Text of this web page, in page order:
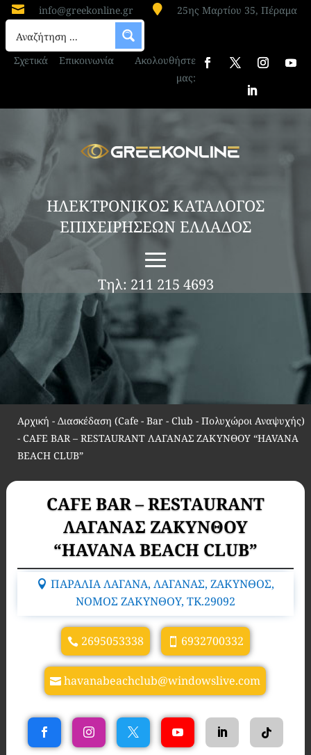
 info@greekonline.gr  25ης Μαρτίου 35, Πέραμα
Σχετικά Επικοινωνία
Ακολουθήστε
μας:
ΗΛΕΚΤΡΟΝΙΚΟΣ ΚΑΤΑΛΟΓΟΣ
ΕΠΙΧΕΙΡΗΣΕΩΝ ΕΛΛΑΔΟΣ
Τηλ: 211 215 4693
Αρχική - Διασκέδαση (Cafe - Bar - Club - Πολυχώροι Αναψυχής)
- CAFE BAR – RESTAURANT ΛΑΓΑΝΑΣ ΖΑΚΥΝΘΟΥ “HAVANA
BEACH CLUB”
CAFE BAR – RESTAURANT
ΛΑΓΑΝΑΣ ΖΑΚΥΝΘΟΥ
“HAVANA BEACH CLUB”
ΠΑΡΑΛΙΑ ΛΑΓΑΝΑ, ΛΑΓΑΝΑΣ, ΖΑΚΥΝΘΟΣ,
ΝΟΜΟΣ ΖΑΚΥΝΘΟΥ, TK.29092
2695053338 6932700332
havanabeachclub@windowslive.com